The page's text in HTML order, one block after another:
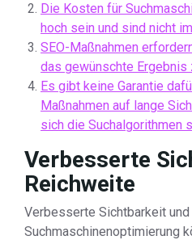
Die Kosten für
hoch sein und sind nicht
SEO-Maßnahmen
das gewünschte Ergebnis
Es gibt keine Garantie
Maßnahmen auf lange
sich die Suchalgorithmen
Verbesserte
Reichweite
Verbesserte Sichtbarkeit
Suchmaschinenoptimierung